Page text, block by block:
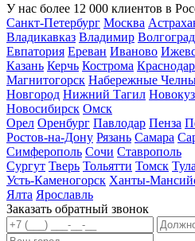
У нас более 12 000 клиентов в
Санкт-Петербург Москва
Владикавказ Владимир Волгоград
Евпатория Ереван Иваново
Казань Керчь Кострома Краснодар
Магнитогорск Набережные
Новгород Нижний Тагил
Новосибирск Омск
Орел Оренбург Павлодар Пенза
Ростов-на-Дону Рязань Самара
Симферополь Сочи Ставрополь
Сургут Тверь Тольятти Томск Тула
Усть-Каменогорск Ханты-
Ялта Ярославль
Заказать обратный звонок